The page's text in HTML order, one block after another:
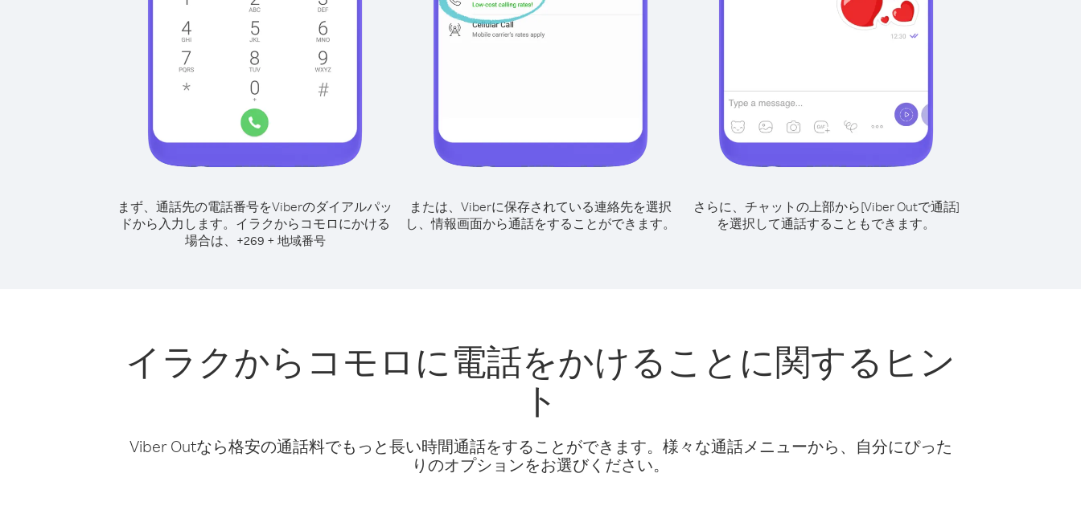
まず、通話先の電話番号をViberのダイアルパッ
ドから入力します。 イラクからコモロにかける
場合は、
+269 + 地域番号
または、Viberに保存されている連絡先を選択
し、情報画面から通話をすることができます。
さらに、チャットの上部から[Viber Outで通話]
を選択して通話することもできます。
イラクからコモロに電話をかけることに関するヒン
ト
Viber Outなら格安の通話料でもっと長い時間通話をすることができます。様々な通話メニューから、自分にぴった
りのオプションをお選びください。